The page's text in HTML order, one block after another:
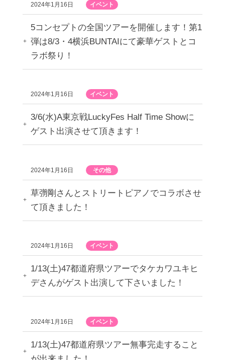
2024年1月16日 イベント
5コンセプトの全国ツアーを開催します！第1
弾は8/3・4横浜BUNTAIにて豪華ゲストとコ
ラボ祭り！
2024年1月16日 イベント
3/6(水)A東京戦LuckyFes Half Time Showに
ゲスト出演させて頂きます！
2024年1月16日 その他
草彅剛さんとストリートピアノでコラボさせ
て頂きました！
2024年1月16日 イベント
1/13(土)47都道府県ツアーでタケカワユキヒ
デさんがゲスト出演して下さいました！
2024年1月16日 イベント
1/13(土)47都道府県ツアー無事完走すること